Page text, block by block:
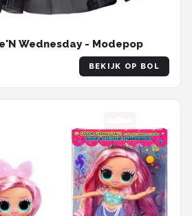
Wednesday - Modepop
BEKIJK OP BOL